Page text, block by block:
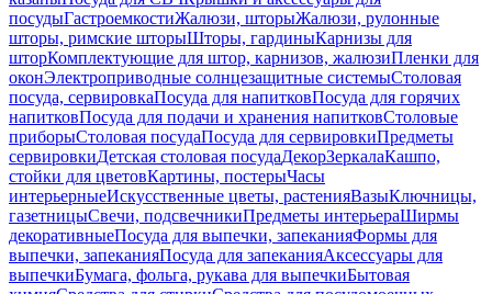
посудыГастроемкостиЖалюзи, шторыЖалюзи, рулонные
шторы, римские шторыШторы, гардиныКарнизы для
шторКомплектующие для штор, карнизов, жалюзиПленки для
оконЭлектроприводные солнцезащитные системыСтоловая
посуда, сервировкаПосуда для напитковПосуда для горячих
напитковПосуда для подачи и хранения напитковСтоловые
приборыСтоловая посудаПосуда для сервировкиПредметы
сервировкиДетская столовая посудаДекорЗеркалаКашпо,
стойки для цветовКартины, постерыЧасы
интерьерныеИскусственные цветы, растенияВазыКлючницы,
газетницыСвечи, подсвечникиПредметы интерьераШирмы
декоративныеПосуда для выпечки, запеканияФормы для
выпечки, запеканияПосуда для запеканияАксессуары для
выпечкиБумага, фольга, рукава для выпечкиБытовая